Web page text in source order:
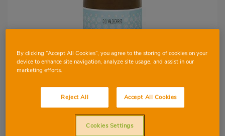
By clicking “Accept All Cookies”, you agree to the storing of cookies on your
device to enhance site navigation, analyze site usage, and assist in our
marketing efforts.
Reject All Accept All Cookies
Cookies Settings